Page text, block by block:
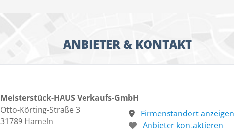
ANBIETER & KONTAKT
Meisterstück-HAUS Verkaufs-GmbH
Otto-Körting-Straße 3
31789 Hameln
Firmenstandort anzeigen
Anbieter kontaktieren